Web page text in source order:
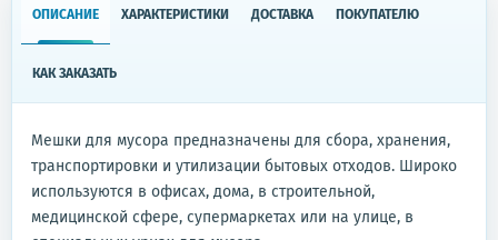
ОПИСАНИЕ ХАРАКТЕРИСТИКИ ДОСТАВКА ПОКУПАТЕЛЮ
КАК ЗАКАЗАТЬ
Мешки для мусора предназначены для сбора, хранения,
транспортировки и утилизации бытовых отходов. Широко
используются в офисах, дома, в строительной,
медицинской сфере, супермаркетах или на улице, в